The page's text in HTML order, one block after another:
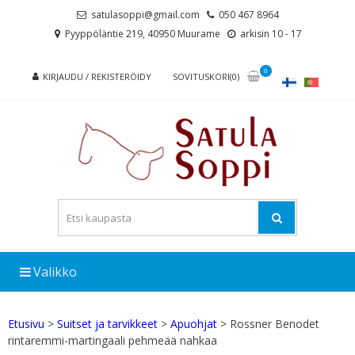
satulasoppi@gmail.com
050 467 8964
Pyyppöläntie 219, 40950 Muurame
arkisin 10 - 17
KIRJAUDU / REKISTERÖIDY SOVITUSKORI(0)
0
Valikko
Etusivu > Suitset ja tarvikkeet > Apuohjat > Rossner Benodet
rintaremmi-martingaali pehmeää nahkaa